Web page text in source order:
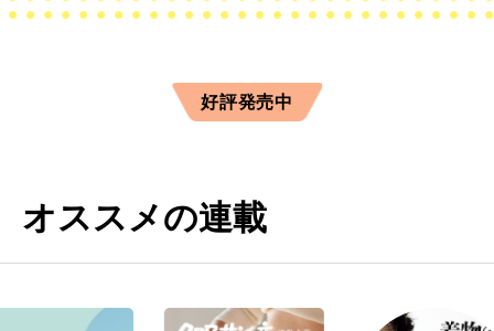
好評発売中
オススメの連載